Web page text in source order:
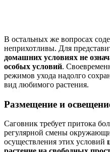
В остальных же вопросах
неприхотливы. Для
домашних условиях не
особых условий.
режимов ухода надолго
вид любимого растения.
Размещение и
Саговник требует притока
регулярной смены
осуществления этих условий